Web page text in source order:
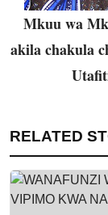
Mkuu wa
akila chakula
RELATED